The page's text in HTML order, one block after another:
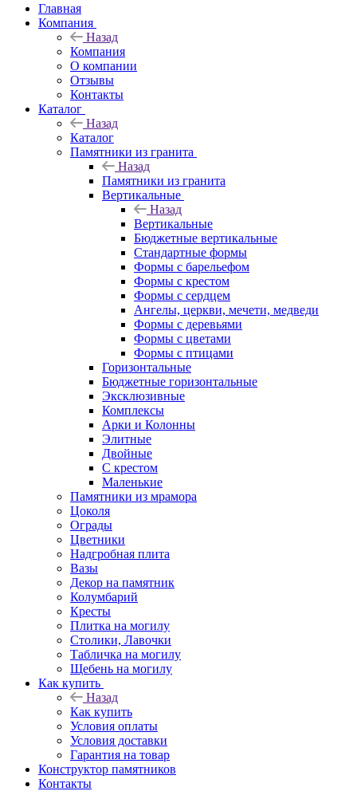
Главная
Компания
Назад
Компания
О компании
Отзывы
Контакты
Каталог
Назад
Каталог
Памятники из гранита
Назад
Памятники из гранита
Вертикальные
Назад
Вертикальные
Бюджетные вертикальные
Стандартные формы
Формы с барельефом
Формы с крестом
Формы с сердцем
Ангелы, церкви, мечети, медведи
Формы с деревьями
Формы с цветами
Формы с птицами
Горизонтальные
Бюджетные горизонтальные
Эксклюзивные
Комплексы
Арки и Колонны
Элитные
Двойные
С крестом
Маленькие
Памятники из мрамора
Цоколя
Ограды
Цветники
Надгробная плита
Вазы
Декор на памятник
Колумбарий
Кресты
Плитка на могилу
Столики, Лавочки
Табличка на могилу
Щебень на могилу
Как купить
Назад
Как купить
Условия оплаты
Условия доставки
Гарантия на товар
Конструктор памятников
Контакты